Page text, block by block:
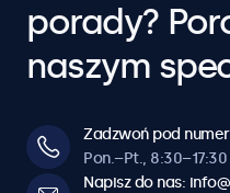
porady?
naszym
Zadzwoń pod
Pon.–Pt., 8:30–17:30
Napisz do nas: